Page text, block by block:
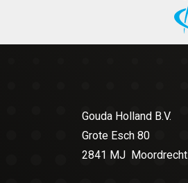
Gouda Holland B.V.
Grote Esch 80
2841 MJ Moordrecht